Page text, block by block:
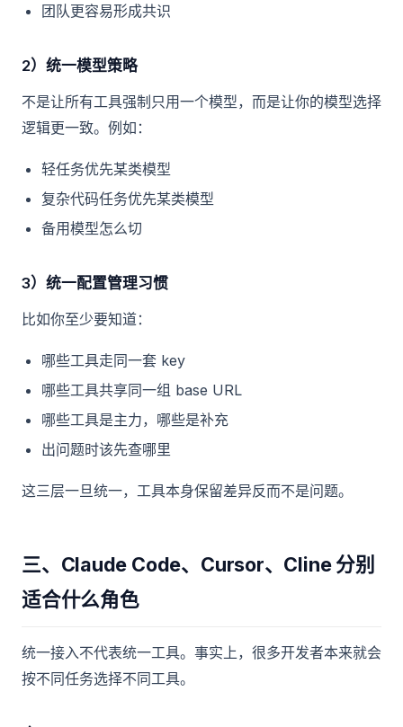
团队更容易形成共识
2）统一模型策略
不是让所有工具强制只用一个模型，而是让你的模型选择
逻辑更一致。例如：
轻任务优先某类模型
复杂代码任务优先某类模型
备用模型怎么切
3）统一配置管理习惯
比如你至少要知道：
哪些工具走同一套 key
哪些工具共享同一组 base URL
哪些工具是主力，哪些是补充
出问题时该先查哪里
这三层一旦统一，工具本身保留差异反而不是问题。
三、Claude Code、Cursor、Cline 分别
适合什么角色
统一接入不代表统一工具。事实上，很多开发者本来就会
按不同任务选择不同工具。